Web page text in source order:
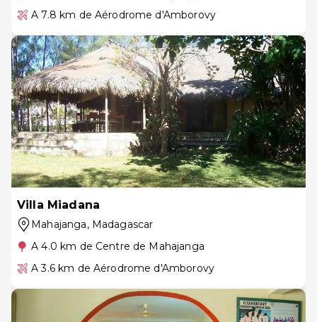
A 7.8 km de Aérodrome d'Amborovy
Villa Miadana
Mahajanga, Madagascar
A 4.0 km de Centre de Mahajanga
A 3.6 km de Aérodrome d'Amborovy